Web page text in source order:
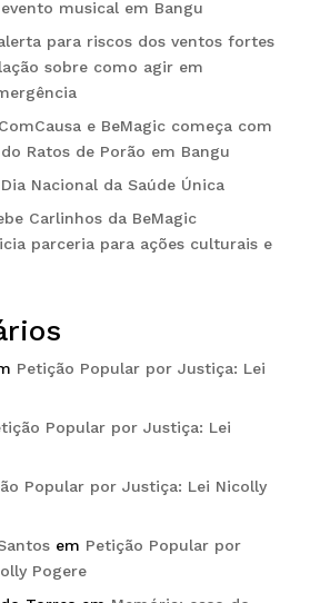
musical em Bangu
para riscos dos ventos fortes
sobre como agir em
e BeMagic começa com
Ratos de Porão em Bangu
Nacional da Saúde Única
Carlinhos da BeMagic
parceria para ações culturais e
Petição Popular por Justiça: Lei
Popular por Justiça: Lei
Popular por Justiça: Lei Nicolly
em Petição Popular por
Pogere